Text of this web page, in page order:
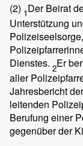
(2) 1Der Beirat
Unterstützung
Dienstes. 2Er
aller
Jahresbericht
leitenden
Berufung einer
gegenüber der